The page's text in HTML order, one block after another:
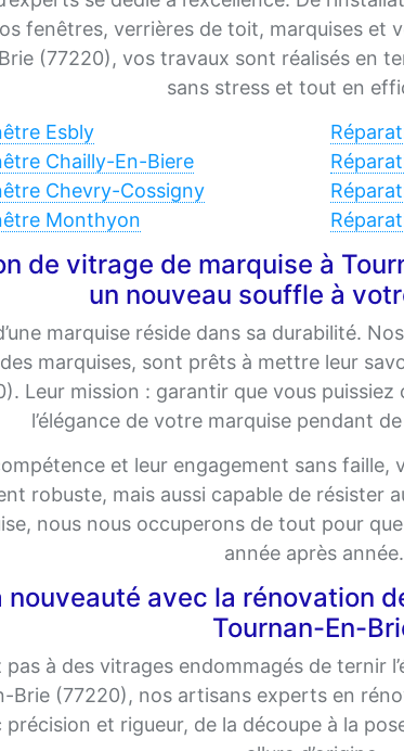
fenêtres, verrières de toit, marquises et
(77220), vos travaux sont réalisés en
sans stress et tout en
Esbly
Chailly-En-Biere
Chevry-Cossigny
Monthyon
de vitrage de marquise à
un nouveau souffle à
marquise réside dans sa durabilité.
marquises, sont prêts à mettre leur
Leur mission : garantir que vous
l’élégance de votre marquise pendant
et leur engagement sans faille,
robuste, mais aussi capable de résister
nous nous occuperons de tout pour
année après année.
nouveauté avec la rénovation
Tournan-En-
à des vitrages endommagés de ternir
Brie (77220), nos artisans experts en
précision et rigueur, de la découpe à la